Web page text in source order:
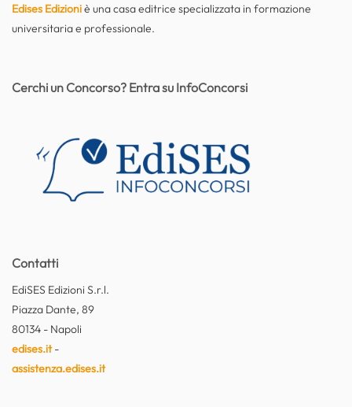
Edises Edizioniè una casa editrice specializzata in formazione
universitaria e professionale.
Contatti
EdiSES Edizioni S.r.l.
Piazza Dante, 89
80134 - Napoli
edises.it-
assistenza.edises.it
Cerchi un Concorso? Entra su InfoConcorsi